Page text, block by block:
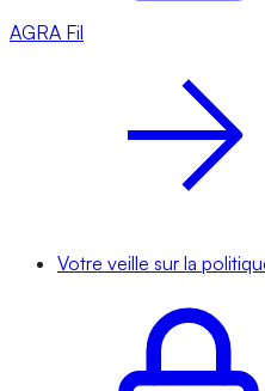
AGRA Fil
Votre veille sur la